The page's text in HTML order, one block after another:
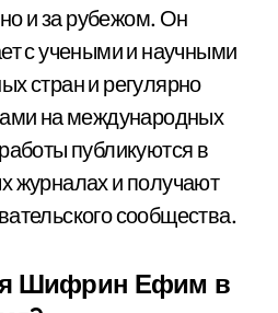
и за рубежом. Он
с учеными и научными
стран и регулярно
на международных
публикуются в
журналах и получают
сообщества.
Шифрин Ефим в